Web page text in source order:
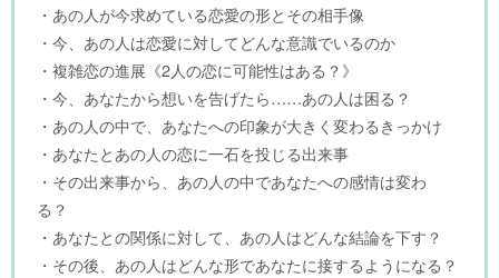
・あの人が今求めている恋愛の形とその相手像
・今、あの人は恋愛に対してどんな意識でいるのか
・複雑恋の進展《2人の恋に可能性はある？》
・今、あなたから想いを告げたら……あの人は困る？
・あの人の中で、あなたへの印象が大きく変わるきっかけ
・あなたとあの人の恋に一石を投じる出来事
・その出来事から、あの人の中であなたへの感情は変わ
る？
・あなたとの関係に対して、あの人はどんな結論を下す？
・その後、あの人はどんな形であなたに接するようになる？